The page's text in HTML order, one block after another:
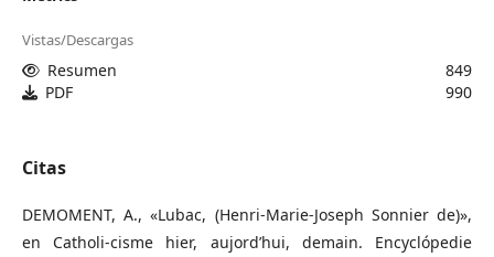
Vistas/Descargas
Resumen
849
PDF
990
Citas
DEMOMENT, A., «Lubac, (Henri-Marie-Joseph Sonnier de)»,
en Catholi-cisme hier, aujord’hui, demain. Encyclópedie